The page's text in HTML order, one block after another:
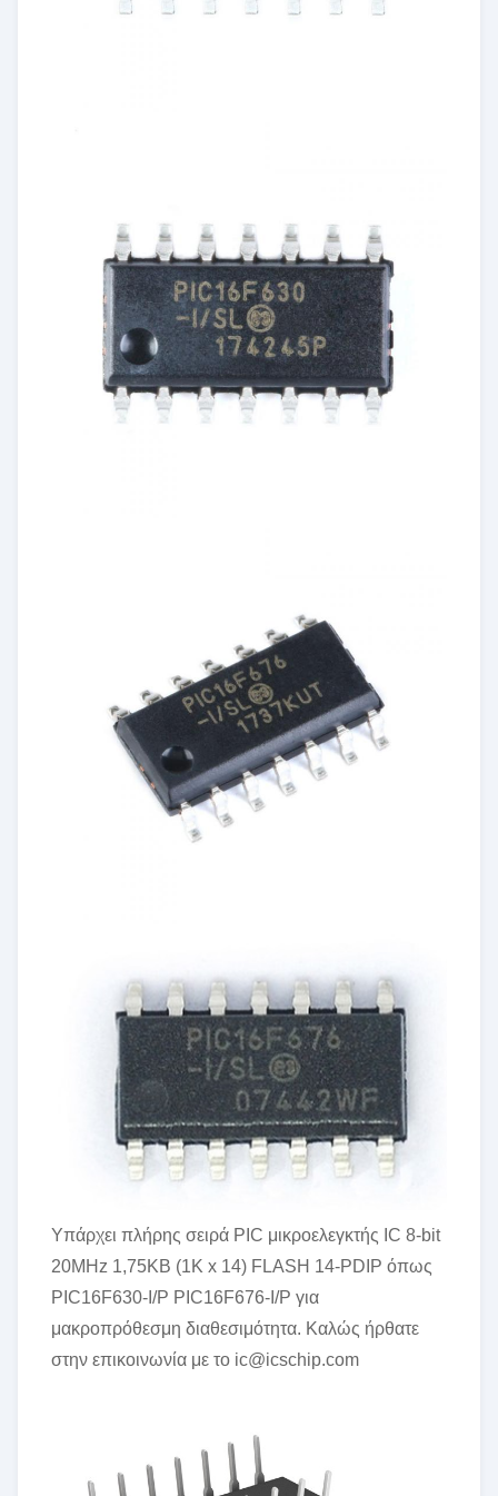
Υπάρχει πλήρης σειρά PIC μικροελεγκτής IC 8-bit
20MHz 1,75KB (1K x 14) FLASH 14-PDIP όπως
PIC16F630-I/P PIC16F676-I/P για
μακροπρόθεσμη διαθεσιμότητα. Καλώς ήρθατε
στην επικοινωνία με το ic@icschip.com